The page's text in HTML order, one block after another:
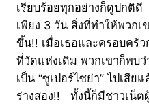
เรียบร้อยทุกอย่างก็ดูปกติ
เพียง 3 วัน สิ่งที่ทำให้พวก
ขึ้น!! เมื่อเธอและครอบครั
ที่วัดแห่งเดิม พวกเขาก็พบ
เป็น “ซูเปอร์ไซย่า” ไปเสี
ร่างสอง!! ทั้งนี้ก็มีชาวเน็ต